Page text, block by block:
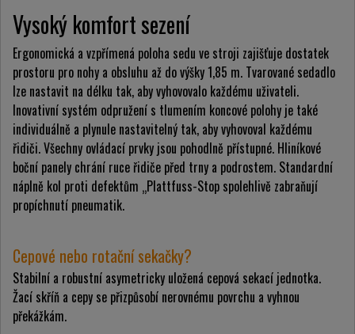
Vysoký komfort sezení
Ergonomická a vzpřímená poloha sedu ve stroji zajišťuje dostatek
prostoru pro nohy a obsluhu až do výšky 1,85 m. Tvarované sedadlo
lze nastavit na délku tak, aby vyhovovalo každému uživateli.
Inovativní systém odpružení s tlumením koncové polohy je také
individuálně a plynule nastavitelný tak, aby vyhovoval každému
řidiči. Všechny ovládací prvky jsou pohodlně přístupné. Hliníkové
boční panely chrání ruce řidiče před trny a podrostem. Standardní
náplně kol proti defektům „Plattfuss-Stop spolehlivě zabraňují
propíchnutí pneumatik.
Cepové nebo rotační sekačky?
Stabilní a robustní asymetricky uložená cepová sekací jednotka.
Žací skříň a cepy se přizpůsobí nerovnému povrchu a vyhnou
překážkám.